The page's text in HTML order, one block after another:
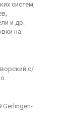
систем,
и др.
на
с/
Gerlingen-